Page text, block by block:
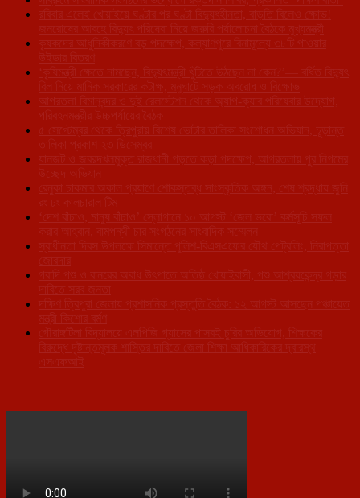
রবিবার এলেই খোয়াইয়ে ঘণ্টার পর ঘণ্টা বিদ্যুৎহীনতা, বাড়তি বিলেও ক্ষোভ!
জনরোষের আবহে বিদ্যুৎ পরিষেবা নিয়ে জরুরি পর্যালোচনা বৈঠকে মুখ্যমন্ত্রী
কৃষকদের আধুনিকীকরণে বড় পদক্ষেপ, কল্যাণপুরে বিনামূল্যে ৩৮টি পাওয়ার
উইডার বিতরণ
‘কৃষিমন্ত্রী ক্ষেতে নামছেন, বিদ্যুৎমন্ত্রী খুঁটিতে উঠছেন না কেন?’— বর্ধিত বিদ্যুৎ
বিল নিয়ে মানিক সরকারের কটাক্ষ, মনুঘাটে সড়ক অবরোধ ও বিক্ষোভ
আগরতলা বিমানবন্দর ও দুই রেলস্টেশন থেকে অ্যাপ-ক্যাব পরিষেবার উদ্যোগ,
পরিবহনমন্ত্রীর উচ্চপর্যায়ের বৈঠক
৫ সেপ্টেম্বর থেকে ত্রিপুরায় বিশেষ ভোটার তালিকা সংশোধন অভিযান, চূড়ান্ত
তালিকা প্রকাশ ২৩ ডিসেম্বর
যানজট ও জবরদখলমুক্ত রাজধানী গড়তে কড়া পদক্ষেপ, আগরতলায় পুর নিগমের
উচ্ছেদ অভিযান
রেনুকা চাকমার অকাল প্রয়াণে শোকস্তব্ধ সাংস্কৃতিক অঙ্গন, শেষ শ্রদ্ধায় জুনি
রং ঢং কালচারাল টিম
‘দেশ বাঁচাও, মানুষ বাঁচাও’ স্লোগানে ১০ আগস্ট ‘জেল ভরো’ কর্মসূচি সফল
করার আহ্বান, বামপন্থী চার সংগঠনের সাংবাদিক সম্মেলন
স্বাধীনতা দিবস উপলক্ষে সিমান্তে পুলিশ-বিএসএফের যৌথ পেট্রলিং, নিরাপত্তা
জোরদার
গবাদি পশু ও বানরের অবাধ উৎপাতে অতিষ্ঠ খোয়াইবাসী, পশু আশ্রয়কেন্দ্র গড়ার
দাবিতে সরব জনতা
দক্ষিণ ত্রিপুরা জেলায় প্রশাসনিক প্রস্তুতি বৈঠক: ১২ আগস্ট আসছেন পঞ্চায়েত
মন্ত্রী কিশোর বর্মণ
গৌরাঙ্গটিলা বিদ্যালয়ে এলপিজি গ্যাসের পাসবই চুরির অভিযোগ, শিক্ষকের
বিরুদ্ধে দৃষ্টান্তমূলক শাস্তির দাবিতে জেলা শিক্ষা আধিকারিকের দ্বারস্থ
এসএফআই